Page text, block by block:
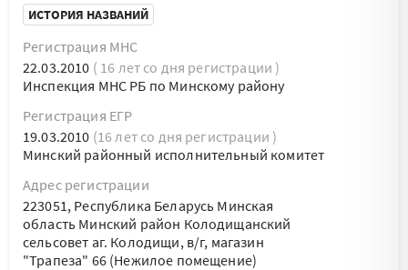
ИСТОРИЯ НАЗВАНИЙ
Регистрация МНС
22.03.2010 ( 16 лет со дня регистрации )
Инспекция МНС РБ по Минскому району
Регистрация ЕГР
19.03.2010 (16 лет со дня регистрации )
Минский районный исполнительный комитет
Адрес регистрации
223051, Республика Беларусь Минская
область Минский район Колодищанский
сельсовет аг. Колодищи, в/г, магазин
"Трапеза" 66 (Нежилое помещение)